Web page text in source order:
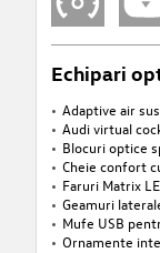
Echipari
Adaptive air
Audi virtual
Blocuri optice
Cheie confort
Faruri Matrix
Geamuri
Mufe USB
Ornamente